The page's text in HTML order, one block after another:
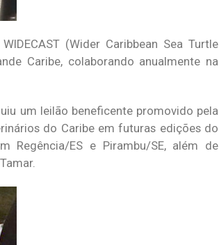
(Wider Caribbean Sea Turtle
Caribe, colaborando anualmente na
um leilão beneficente promovido pela
do Caribe em futuras edições do
Regência/ES e Pirambu/SE, além de